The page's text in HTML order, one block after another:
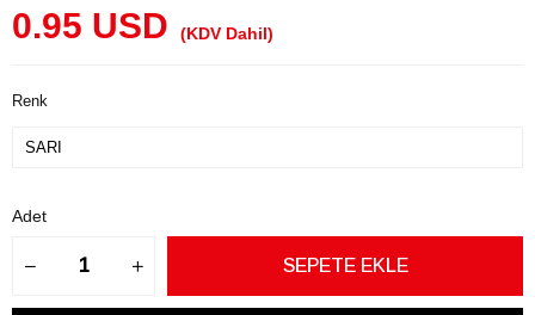
0.95 USD (KDV Dahil)
Renk
Adet